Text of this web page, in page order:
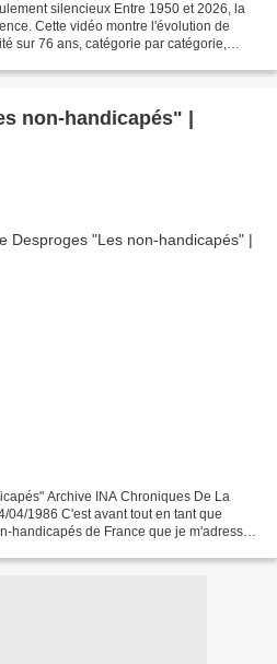
silencieux Entre 1950 et 2026, la
Cette vidéo montre l'évolution de
sur 76 ans, catégorie par catégorie,
non-handicapés" |
Archive INA Chroniques De La
04/1986 C'est avant tout en tant que
handicapés de France que je m'adresse